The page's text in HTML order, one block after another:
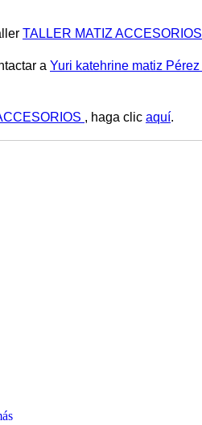
TALLER MATIZ ACCESORIOS
a Yuri katehrine matiz Pérez
, haga clic aquí.